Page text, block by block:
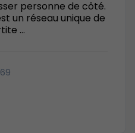
personne de côté.
un réseau unique de
...